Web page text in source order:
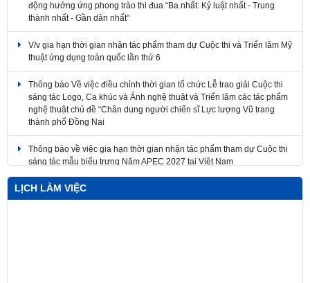
V/v gia hạn thời gian nhận tác phẩm tham dự Cuộc thi và Triển lãm Mỹ
thuật ứng dụng toàn quốc lần thứ 6
Thông báo Về việc điều chỉnh thời gian tổ chức Lễ trao giải Cuộc thi
sáng tác Logo, Ca khúc và Ảnh nghệ thuật và Triển lãm các tác phẩm
nghệ thuật chủ đề “Chân dung người chiến sĩ Lực lượng Vũ trang
thành phố Đồng Nai
Thông báo về việc gia hạn thời gian nhận tác phẩm tham dự Cuộc thi
sáng tác mẫu biểu trưng Năm APEC 2027 tại Việt Nam
Về việc điều chỉnh thời gian tổ chức Lễ trao giải Cuộc thi sáng tác
Logo, Ca khúc và Ảnh nghệ thuật và Triển lãm các tác phẩm nghệ
thuật
LỊCH LÀM VIỆC